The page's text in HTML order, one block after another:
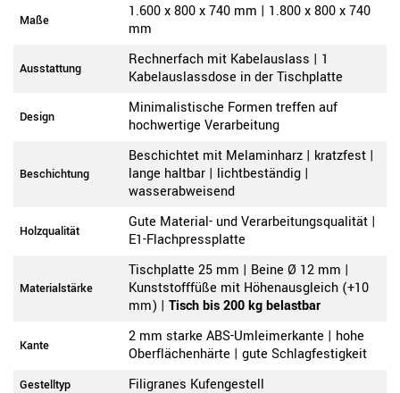
Maße
1.600 x 800 x 740 mm | 1.800 x 800 x 740
mm
Ausstattung
Rechnerfach mit Kabelauslass | 1
Kabelauslassdose in der Tischplatte
Design
Minimalistische Formen treffen auf
hochwertige Verarbeitung
Beschichtung
Beschichtet mit Melaminharz | kratzfest |
lange haltbar | lichtbeständig |
wasserabweisend
Holzqualität
Gute Material- und Verarbeitungsqualität |
E1-Flachpressplatte
Materialstärke
Tischplatte 25 mm | Beine Ø 12 mm |
Kunststofffüße mit Höhenausgleich (+10
mm) | Tisch bis 200 kg belastbar
Kante
2 mm starke ABS-Umleimerkante | hohe
Oberflächenhärte | gute Schlagfestigkeit
Gestelltyp Filigranes Kufengestell